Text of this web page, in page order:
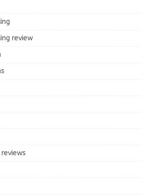
review